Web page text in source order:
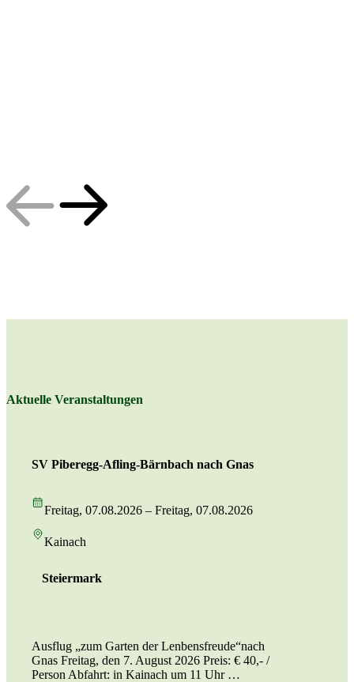
Aktuelle Veranstaltungen
SV Piberegg-Afling-Bärnbach nach Gnas
Freitag, 07.08.2026 – Freitag, 07.08.2026
Kainach
Steiermark
Ausflug „zum Garten der Lenbensfreude“nach
Gnas Freitag, den 7. August 2026 Preis: € 40,- /
Person Abfahrt: in Kainach um 11 Uhr …